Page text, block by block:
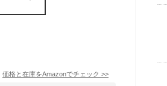
価格と在庫をAmazonでチェック >>